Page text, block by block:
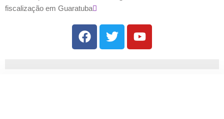
fiscalização em Guaratuba